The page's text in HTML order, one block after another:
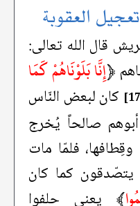
العقوبة
قال الله تعالى:
﴿إِنَّا بَلَوْنَاهُمْ كَمَا
كان لبعض النّاس
صالحاً يُخرج
فلمّا مات
يتصّدقون كما كان
﴾يعني حلفوا